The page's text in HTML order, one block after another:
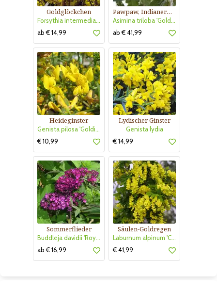
Goldglöckchen
Forsythia intermedia 'Weekend'
ab € 14,99
Pawpaw, Indianerbanane
Asimina triloba 'Golden 4'
ab € 41,99
Heideginster
Genista pilosa 'Goldilocks'
€ 10,99
Lydischer Ginster
Genista lydia
€ 14,99
Sommerflieder
Buddleja davidii 'Royal Red'
ab € 16,99
Säulen-Goldregen
Laburnum alpinum 'Columnare'
€ 41,99